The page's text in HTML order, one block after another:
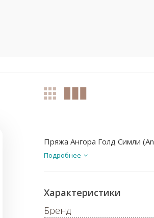
Пряжа Ангора Голд Симли
Подробнее
Характеристики
Бренд